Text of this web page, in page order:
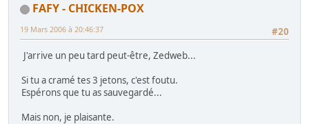
FAFY - CHICKEN-POX
#20
19 Mars 2006 à 20:46:37
J'arrive un peu tard peut-être, Zedweb...
Si tu a cramé tes 3 jetons, c'est foutu.
Espérons que tu as sauvegardé...
Mais non, je plaisante.